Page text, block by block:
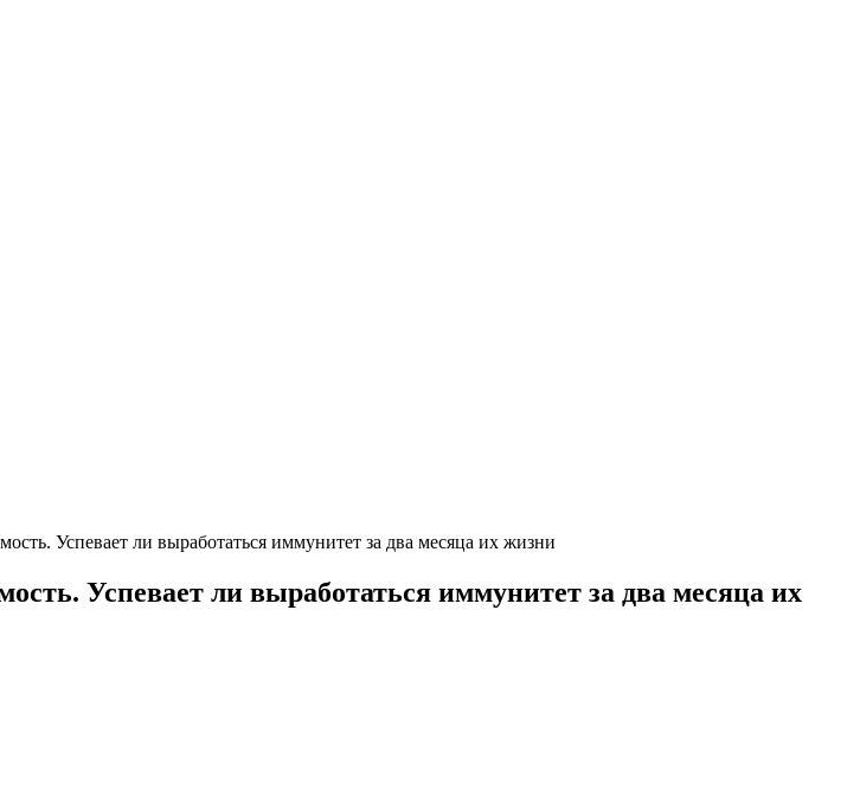
Успевает ли выработаться иммунитет за два месяца их жизни
Успевает ли выработаться иммунитет за два месяца их